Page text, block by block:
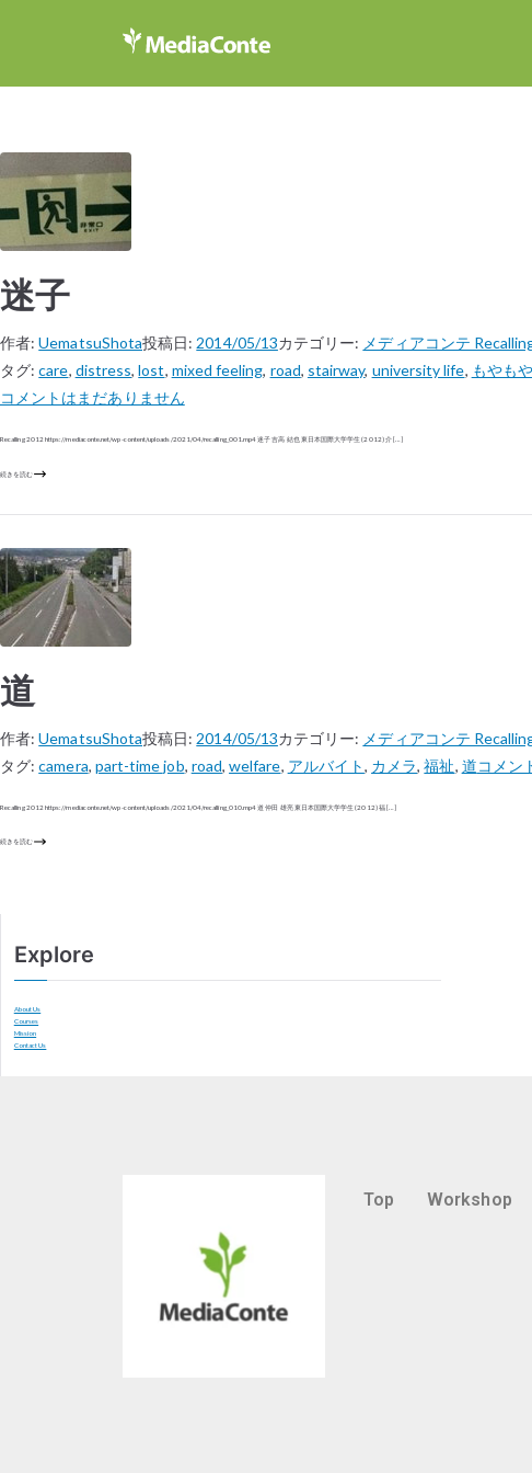
迷子
作者:UematsuShota投稿日: 2014/05/13カテゴリー: メディアコンテ
タグ:care, distress,lost, mixed feeling, road, stairway, university life, もやも
コメントはまだありません
Recalling 2012 https://mediaconte.net/wp-content/uploads/2021/04/recalling_001.mp4 迷子 吉高 結也 東日本国際大学学生 (2012) 介 […]
続きを読む
道
作者:UematsuShota投稿日: 2014/05/13カテゴリー: メディアコンテ
タグ:camera, part-time job, road,welfare, アルバイト, カメラ,福祉, 道コメン
Recalling 2012 https://mediaconte.net/wp-content/uploads/2021/04/recalling_010.mp4 道​ 仲田 雄亮 東日本国際大学学生 (2012) 福 […]
続きを読む
Explore
About Us
Courses
Mission
Contact Us
Top Workshop